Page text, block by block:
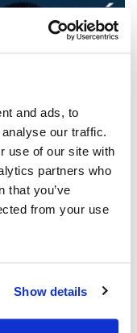
and ads, to
our traffic.
use of our site with
partners who
that you’ve
from your use
Show details
à la
homme de
agressions
écoulée